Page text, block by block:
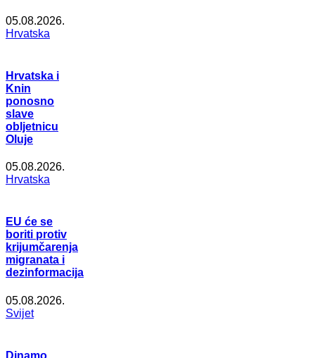
05.08.2026.
Hrvatska
Hrvatska i
Knin
ponosno
slave
obljetnicu
Oluje
05.08.2026.
Hrvatska
EU će se
boriti protiv
krijumčarenja
migranata i
dezinformacija
05.08.2026.
Svijet
Dinamo